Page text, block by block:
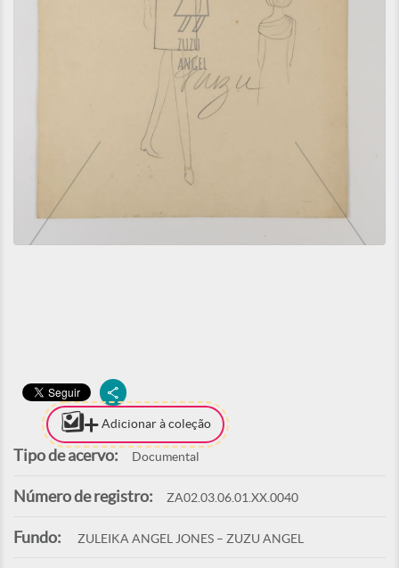
Adicionar à coleção
Tipo de acervo: Documental
Número de registro: ZA02.03.06.01.XX.0040
Fundo: ZULEIKA ANGEL JONES – ZUZU ANGEL